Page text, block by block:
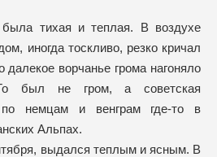
тихая и теплая. В воздухе
иногда тоскливо, резко кричал
далекое ворчанье грома нагоняло
был не гром, а советская
по немцам и венграм где-то в
Альпах.
выдался теплым и ясным. В